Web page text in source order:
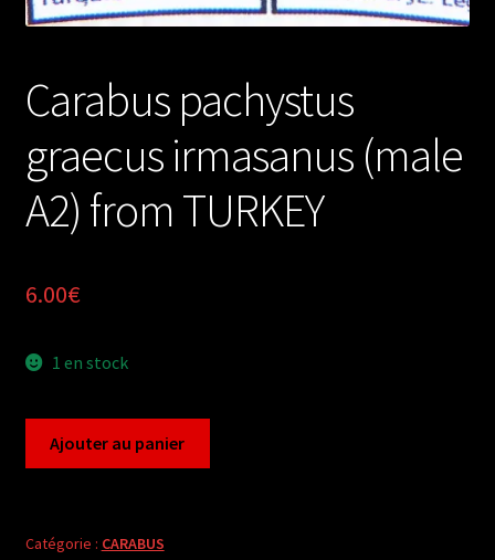
Carabus pachystus
graecus irmasanus (male
A2) from TURKEY
6.00€
1 en stock
graecus
Ajouter au panier
Catégorie : CARABUS